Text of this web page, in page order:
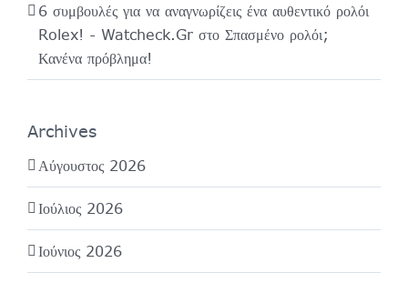
6 συμβουλές για να αναγνωρίζεις ένα αυθεντικό ρολόι
Rolex! - Watcheck.Gr στο Σπασμένο ρολόι;
Κανένα πρόβλημα!
Archives
Αύγουστος 2026
Ιούλιος 2026
Ιούνιος 2026